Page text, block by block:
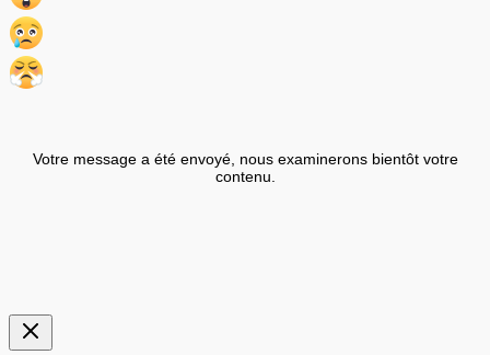
Votre message a été envoyé, nous examinerons bientôt votre
contenu.